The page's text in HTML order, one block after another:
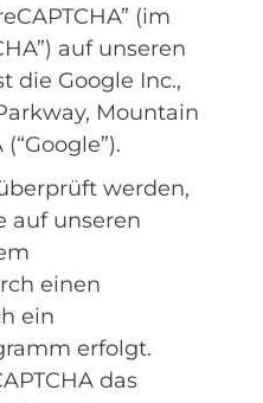
(im
auf unseren
die Google Inc.,
Mountain
werden,
auf unseren
einen
ein
erfolgt.
das